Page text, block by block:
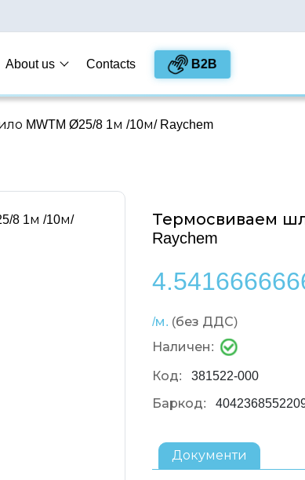
About us Contacts B2B
MWTM Ø25/8 1м /10м/ Raychem
Термосвиваем
Raychem
/м. (без ДДС)
Наличен:
Код: 381522-000
Баркод:
Документи